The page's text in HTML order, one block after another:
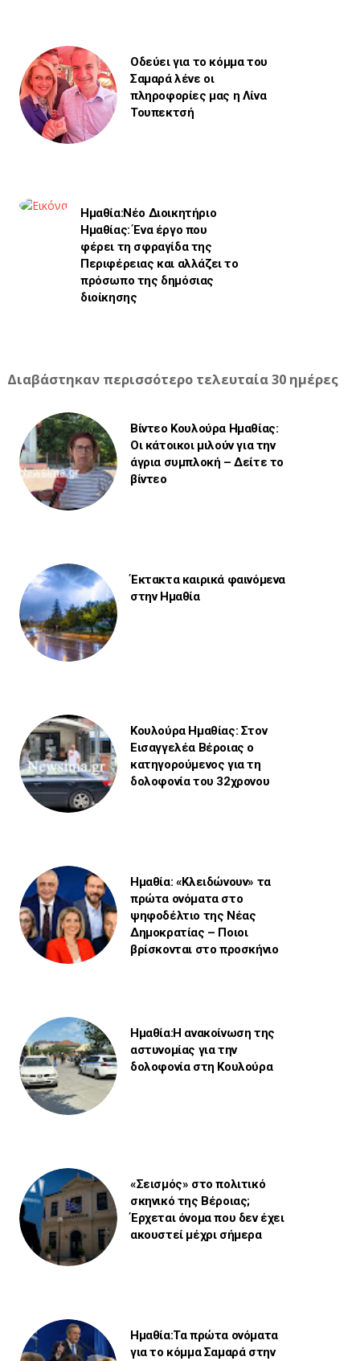
Οδεύει για το κόμμα του
Σαμαρά λένε οι
πληροφορίες μας η Λίνα
Τουπεκτσή
Ημαθία:Νέο Διοικητήριο
Ημαθίας: Ένα έργο που
φέρει τη σφραγίδα της
Περιφέρειας και αλλάζει το
πρόσωπο της δημόσιας
διοίκησης
Διαβάστηκαν περισσότερο τελευταία 30 ημέρες
Βίντεο Κουλούρα Ημαθίας:
Οι κάτοικοι μιλούν για την
άγρια συμπλοκή – Δείτε το
βίντεο
Έκτακτα καιρικά φαινόμενα
στην Ημαθία
Κουλούρα Ημαθίας: Στον
Εισαγγελέα Βέροιας ο
κατηγορούμενος για τη
δολοφονία του 32χρονου
Ημαθία: «Κλειδώνουν» τα
πρώτα ονόματα στο
ψηφοδέλτιο της Νέας
Δημοκρατίας – Ποιοι
βρίσκονται στο προσκήνιο
Ημαθία:Η ανακοίνωση της
αστυνομίας για την
δολοφονία στη Κουλούρα
«Σεισμός» στο πολιτικό
σκηνικό της Βέροιας;
Έρχεται όνομα που δεν έχει
ακουστεί μέχρι σήμερα
Ημαθία:Τα πρώτα ονόματα
για το κόμμα Σαμαρά στην